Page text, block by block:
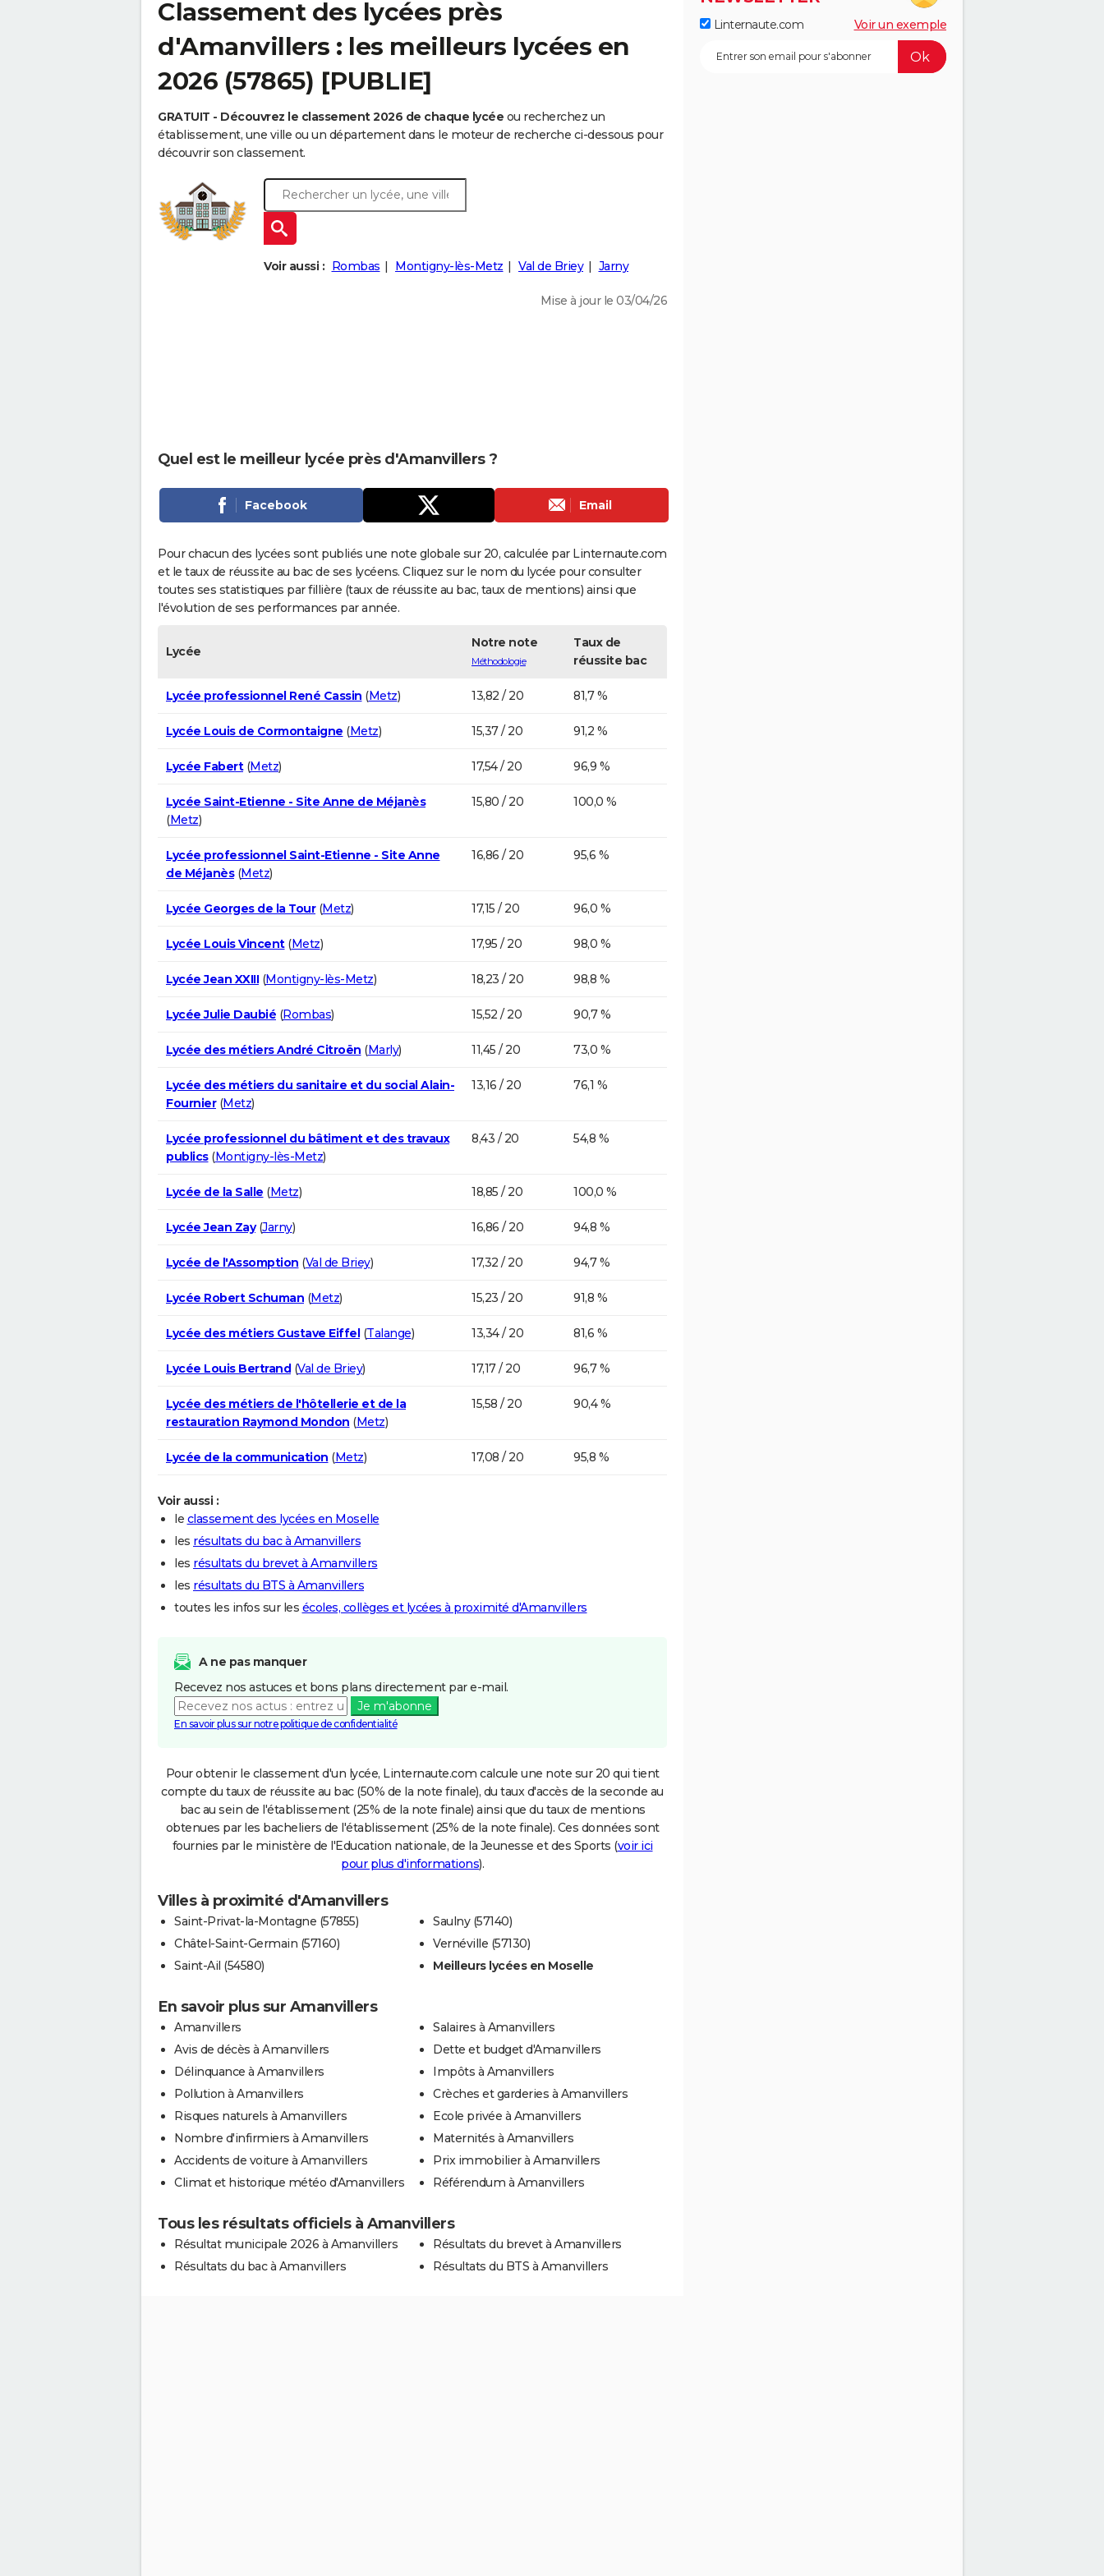
Classement des lycées près
d'Amanvillers : les meilleurs lycées en
2026 (57865) [PUBLIE]
GRATUIT - Découvrez le classement 2026 de chaque lycée ou recherchez un
établissement, une ville ou un département dans le moteur de recherche ci-dessous pour
découvrir son classement.
Voir aussi : Rombas Montigny-lès-Metz Val de Briey Jarny
Mise à jour le 03/04/26
Quel est le meilleur lycée près d'Amanvillers ?
Facebook Email
Pour chacun des lycées sont publiés une note globale sur 20, calculée par Linternaute.com
et le taux de réussite au bac de ses lycéens. Cliquez sur le nom du lycée pour consulter
toutes ses statistiques par fillière (taux de réussite au bac, taux de mentions) ainsi que
l'évolution de ses performances par année.
Lycée
Notre note
Méthodologie
Taux de
réussite bac
Lycée professionnel René Cassin (Metz) 13,82 / 20 81,7 %
Lycée Louis de Cormontaigne (Metz) 15,37 / 20 91,2 %
Lycée Fabert(Metz) 17,54 / 20 96,9 %
Lycée Saint-Etienne - Site Anne de Méjanès
(Metz)
15,80 / 20 100,0 %
Lycée professionnel Saint-Etienne - Site Anne
de Méjanès(Metz)
16,86 / 20 95,6 %
Lycée Georges de la Tour(Metz) 17,15 / 20 96,0 %
Lycée Louis Vincent(Metz) 17,95 / 20 98,0 %
Lycée Jean XXIII(Montigny-lès-Metz) 18,23 / 20 98,8 %
Lycée Julie Daubié (Rombas) 15,52 / 20 90,7 %
Lycée des métiers André Citroën (Marly) 11,45 / 20 73,0 %
Lycée des métiers du sanitaire et du social Alain-
Fournier(Metz)
13,16 / 20 76,1 %
Lycée professionnel du bâtiment et des travaux
publics(Montigny-lès-Metz)
8,43 / 20 54,8 %
Lycée de la Salle (Metz) 18,85 / 20 100,0 %
Lycée Jean Zay(Jarny) 16,86 / 20 94,8 %
Lycée de l'Assomption (Val de Briey) 17,32 / 20 94,7 %
Lycée Robert Schuman (Metz) 15,23 / 20 91,8 %
Lycée des métiers Gustave Eiffel(Talange) 13,34 / 20 81,6 %
Lycée Louis Bertrand(Val de Briey) 17,17 / 20 96,7 %
Lycée des métiers de l'hôtellerie et de la
restauration Raymond Mondon (Metz)
15,58 / 20 90,4 %
Lycée de la communication (Metz) 17,08 / 20 95,8 %
Voir aussi :
le classement des lycées en Moselle
les résultats du bac à Amanvillers
les résultats du brevet à Amanvillers
les résultats du BTS à Amanvillers
toutes les infos sur les écoles, collèges et lycées à proximité d'Amanvillers
A ne pas manquer
Recevez nos astuces et bons plans directement par e-mail.
Je m'abonne
En savoir plus sur notre politique de confidentialité
Pour obtenir le classement d'un lycée, Linternaute.com calcule une note sur 20 qui tient
compte du taux de réussite au bac (50% de la note finale), du taux d'accès de la seconde au
bac au sein de l'établissement (25% de la note finale) ainsi que du taux de mentions
obtenues par les bacheliers de l'établissement (25% de la note finale). Ces données sont
fournies par le ministère de l'Education nationale, de la Jeunesse et des Sports (voir ici
pour plus d'informations).
Villes à proximité d'Amanvillers
Saint-Privat-la-Montagne (57855)
Châtel-Saint-Germain (57160)
Saint-Ail (54580)
Saulny (57140)
Vernéville (57130)
Meilleurs lycées en Moselle
En savoir plus sur Amanvillers
Amanvillers
Avis de décès à Amanvillers
Délinquance à Amanvillers
Pollution à Amanvillers
Risques naturels à Amanvillers
Nombre d'infirmiers à Amanvillers
Accidents de voiture à Amanvillers
Climat et historique météo d'Amanvillers
Salaires à Amanvillers
Dette et budget d'Amanvillers
Impôts à Amanvillers
Crèches et garderies à Amanvillers
Ecole privée à Amanvillers
Maternités à Amanvillers
Prix immobilier à Amanvillers
Référendum à Amanvillers
Tous les résultats officiels à Amanvillers
Résultat municipale 2026 à Amanvillers
Résultats du bac à Amanvillers
Résultats du brevet à Amanvillers
Résultats du BTS à Amanvillers
Linternaute.com Voir un exemple